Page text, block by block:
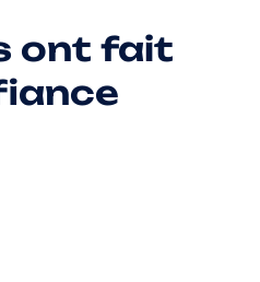
ont fait